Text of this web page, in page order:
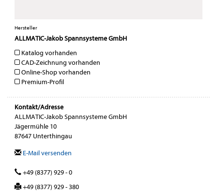
Hersteller
ALLMATIC-Jakob Spannsysteme GmbH
Katalog vorhanden
CAD-Zeichnung vorhanden
Online-Shop vorhanden
Premium-Profil
Kontakt/Adresse
ALLMATIC-Jakob Spannsysteme GmbH
Jägermühle 10
87647 Unterthingau
E-Mail versenden
+49 (8377) 929 - 0
+49 (8377) 929 - 380